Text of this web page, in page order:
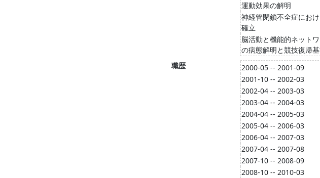
運動効果の解明
神経管閉鎖不全症にお
確立
脳活動と機能的ネット
の病態解明と競技復帰
職歴
2000-05 -- 2001-09
2001-10 -- 2002-03
2002-04 -- 2003-03
2003-04 -- 2004-03
2004-04 -- 2005-03
2005-04 -- 2006-03
2006-04 -- 2007-03
2007-04 -- 2007-08
2007-10 -- 2008-09
2008-10 -- 2010-03